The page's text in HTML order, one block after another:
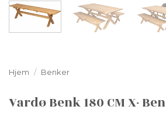
Hjem / Benker
Vardø Benk 180 CM X- Ben